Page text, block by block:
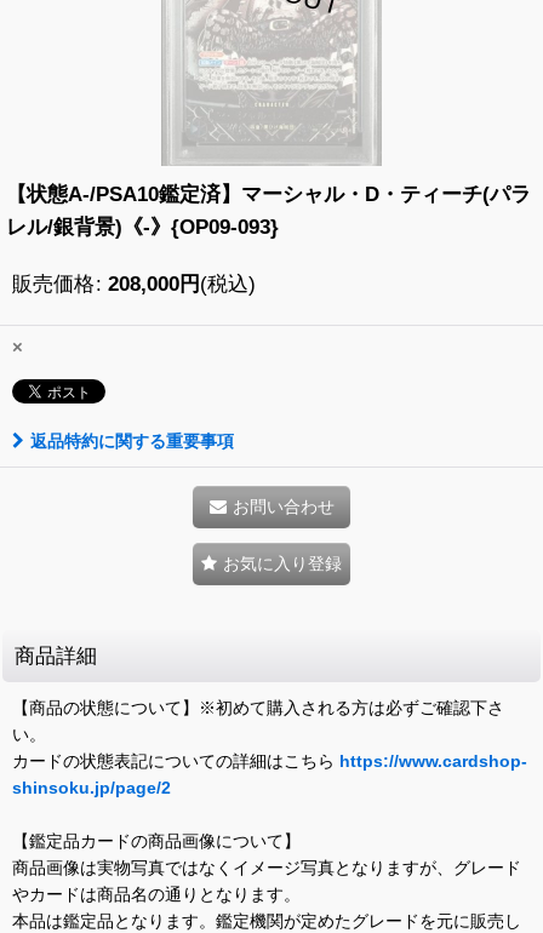
【状態A-/PSA10鑑定済】マーシャル・D・ティーチ(パラ
レル/銀背景)《-》{OP09-093}
販売価格: 208,000円 (税込)
×
返品特約に関する重要事項
お問い合わせ
お気に入り登録
商品詳細
【商品の状態について】※初めて購入される方は必ずご確認下さ
い。
カードの状態表記についての詳細はこちら https://www.cardshop-
shinsoku.jp/page/2
【鑑定品カードの商品画像について】
商品画像は実物写真ではなくイメージ写真となりますが、グレード
やカードは商品名の通りとなります。
本品は鑑定品となります。鑑定機関が定めたグレードを元に販売し